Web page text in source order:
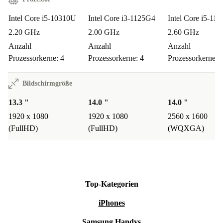
und mindestens
30 Tage kostenlos testenund bei Nichtgefallen einfach
zurückgeben.
Fazit: Mehr als ein Laptop
Mit dem refurbished Dell Latitude 7310 investierst du in
die Umwelt. Du bleibst flexibel, effizient und bist immer
einen Schritt voraus – nachhaltig, smart und ohne
Intel Core i5-10310U
2.20 GHz
Anzahl
Prozessorkerne: 4
Intel Core i3-1125G4
2.00 GHz
Anzahl
Prozessorkerne: 4
Intel Core i5-
2.60 GHz
Anzahl
Prozessorkerne: 4
Bildschirmgröße
13.3 "
1920 x 1080
(FullHD)
14.0 "
1920 x 1080
(FullHD)
14.0 "
2560 x 1600
(WQXGA)
Top-Kategorien
iPhones